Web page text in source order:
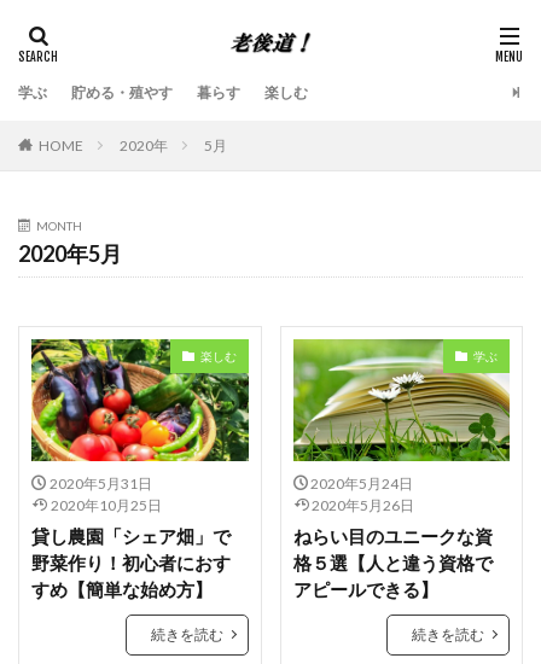
学ぶ 貯める・殖やす 暮らす 楽しむ
HOME 2020年 5月
MONTH
2020年5月
楽しむ
2020年5月31日
2020年10月25日
貸し農園「シェア畑」で
野菜作り！初心者におす
すめ【簡単な始め方】
続きを読む
学ぶ
2020年5月24日
2020年5月26日
ねらい目のユニークな資
格５選【人と違う資格で
アピールできる】
続きを読む